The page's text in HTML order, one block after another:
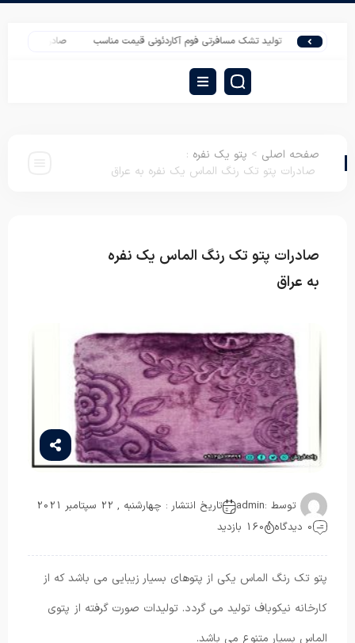
تولید تشک مسافرتی فوم آکاردئونی قیمت مناسب صادرات پتو مسافرتی
صفحه اصلی > پتو یک نفره :
صادرات پتو تک رنگ الماس یک نفره به عراق
صادرات پتو تک رنگ الماس یک نفره
به عراق
توسط :admin
تاریخ انتشار : چهارشنبه , 22 سپتامبر 2021
0 دیدگاه
160 بازدید
پتو تک رنگ الماس یکی از پتوهای بسیار زیبایی می باشد که از
کارخانه نیکوباف تولید می گردد. تولیدات صورت گرفته از پتوی
الماس بسیار متنوع می باشد.